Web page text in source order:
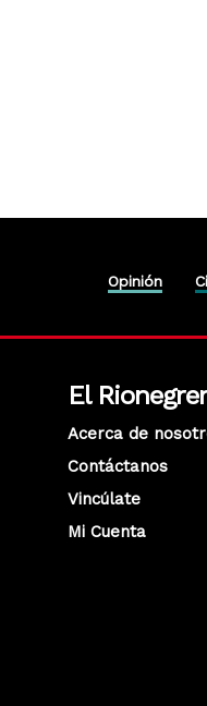
Opinión
El
Acerca de
Contáctanos
Vincúlate
Mi Cuenta